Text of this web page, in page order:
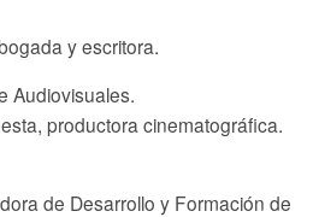
y escritora.
Audiovisuales.
productora cinematográfica.
de Desarrollo y Formación de